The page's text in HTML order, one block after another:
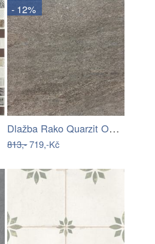
- 12%
Dlažba Rako Quarzit Outdoor hnědá 60x60…
813,-719,-Kč